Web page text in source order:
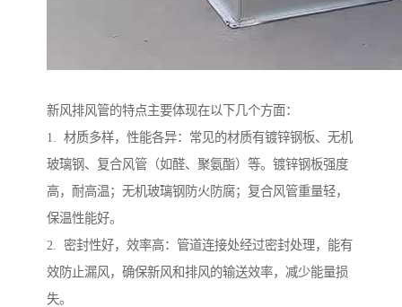
新风排风管的特点主要体现在以下几个方面：
1. 材质多样，性能各异：常见的材质有镀锌钢板、无机
玻璃钢、复合风管（如醛、聚氨酯）等。镀锌钢板强度
高，耐高温；无机玻璃钢防火防腐；复合风管重量轻，
保温性能好。
2. 密封性好，效率高：管道连接处经过密封处理，能有
效防止漏风，确保新风和排风的输送效率，减少能量损
失。